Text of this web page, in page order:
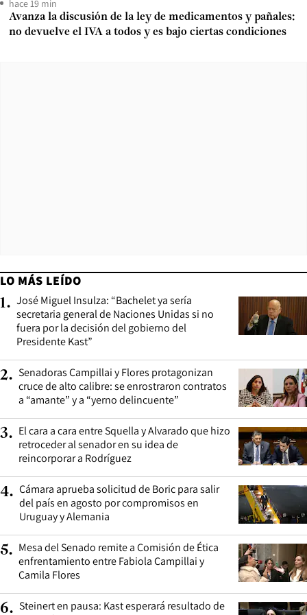
hace 19 min
Avanza la discusión de la ley de medicamentos y pañales:
no devuelve el IVA a todos y es bajo ciertas condiciones
LO MÁS LEÍDO
1. José Miguel Insulza: “Bachelet ya sería
secretaria general de Naciones Unidas si no
fuera por la decisión del gobierno del
Presidente Kast”
2. Senadoras Campillai y Flores protagonizan
cruce de alto calibre: se enrostraron contratos
a “amante” y a “yerno delincuente”
3. El cara a cara entre Squella y Alvarado que hizo
retroceder al senador en su idea de
reincorporar a Rodríguez
4. Cámara aprueba solicitud de Boric para salir
del país en agosto por compromisos en
Uruguay y Alemania
5. Mesa del Senado remite a Comisión de Ética
enfrentamiento entre Fabiola Campillai y
Camila Flores
6. Steinert en pausa: Kast esperará resultado de